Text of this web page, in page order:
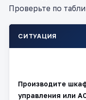
Проверьте по
СИТУАЦИЯ
Производите
управления или